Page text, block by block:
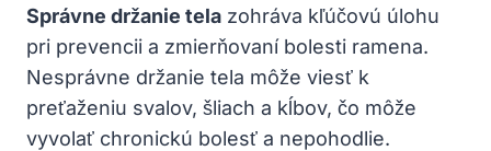
Správne držanie tela zohráva kľúčovú úlohu
pri prevencii a zmierňovaní bolesti ramena.
Nesprávne držanie tela môže viesť k
preťaženiu svalov, šliach a kĺbov, čo môže
vyvolať chronickú bolesť a nepohodlie.